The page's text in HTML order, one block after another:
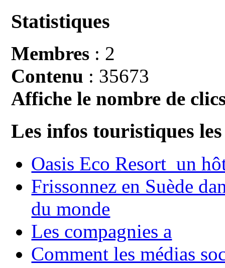
Statistiques
Membres : 2
Contenu : 35673
Affiche le nombre de
Les infos touristiques
Oasis Eco Resort un
Frissonnez en Suède
du monde
Les compagnies a
Comment les médias